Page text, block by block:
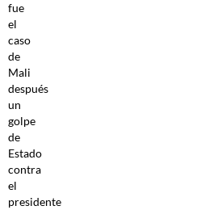
fue
el
caso
de
Mali
después
un
golpe
de
Estado
contra
el
presidente